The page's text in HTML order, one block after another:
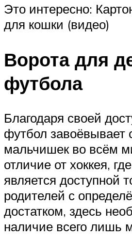
Это интересно:
для кошки (видео)
Ворота для
футбола
Благодаря своей
футбол завоёвывает
мальчишек во всём
отличие от хоккея,
является доступной
родителей с
достатком, здесь
наличие всего лишь